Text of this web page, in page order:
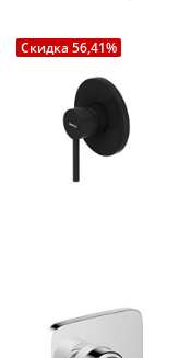
Скидка 56,41%